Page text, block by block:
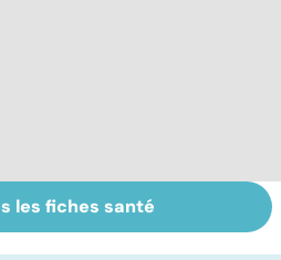
Tout savoir sur
les infections
les fiches santé